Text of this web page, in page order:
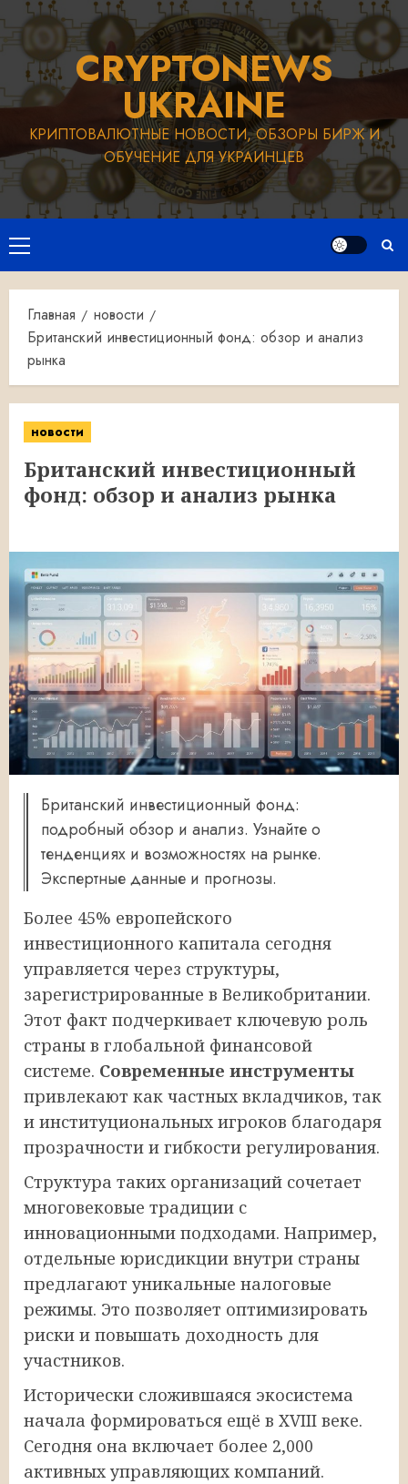
Перейти
к
содержимомуCRYPTONEWS
UKRAINE
КРИПТОВАЛЮТНЫЕ НОВОСТИ, ОБЗОРЫ БИРЖ И
ОБУЧЕНИЕ ДЛЯ УКРАИНЦЕВ
Основное
меню
Главная
новости
Британский инвестиционный фонд: обзор и анализ
рынка
новости
Британский инвестиционный
фонд: обзор и анализ рынка
Британский инвестиционный фонд:
подробный обзор и анализ. Узнайте о
тенденциях и возможностях на рынке.
Экспертные данные и прогнозы.
Более 45% европейского
инвестиционного капитала сегодня
управляется через структуры,
зарегистрированные в Великобритании.
Этот факт подчеркивает ключевую роль
страны в глобальной финансовой
системе. Современные инструменты
привлекают как частных вкладчиков, так
и институциональных игроков благодаря
прозрачности и гибкости регулирования.
Структура таких организаций сочетает
многовековые традиции с
инновационными подходами. Например,
отдельные юрисдикции внутри страны
предлагают уникальные налоговые
режимы. Это позволяет оптимизировать
риски и повышать доходность для
участников.
Исторически сложившаяся экосистема
начала формироваться ещё в XVIII веке.
Сегодня она включает более 2,000
активных управляющих компаний.